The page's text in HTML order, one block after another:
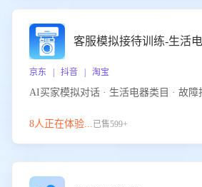
客服模拟接待训练-生活
京东 | 抖音 | 淘宝
AI买家模拟对话 · 生活电器类目 · 故障
8人正在体验...已售599+